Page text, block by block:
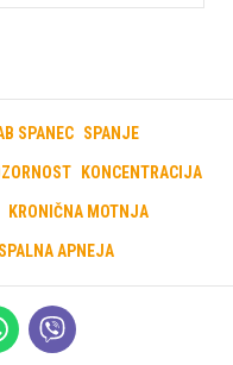
SPANEC SPANJE
KONCENTRACIJA
KRONIČNA MOTNJA
APNEJA